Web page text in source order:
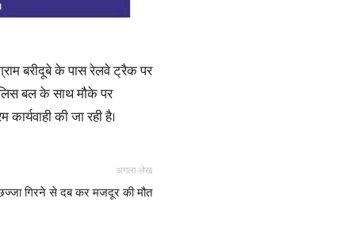
बरीदूबे के पास रेलवे ट्रैक पर
बल के साथ मौके पर
की जा रही है।
अगला लेख
गिरने से दब कर मजदूर की मौत